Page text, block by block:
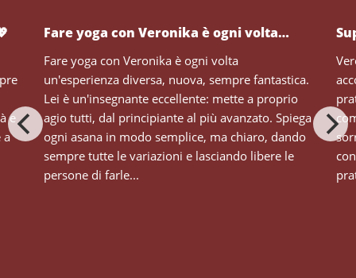
Fare yoga con Veronika è ogni volta…
Fare yoga con Veronika è ogni volta
un'esperienza diversa, nuova, sempre fantastica.
Lei è un'insegnante eccellente: mette a proprio
agio tutti, dal principiante al più avanzato. Spiega
ogni asana in modo semplice, ma chiaro, dando
sempre tutte le variazioni e lasciando libere le
persone di farle...
e
a